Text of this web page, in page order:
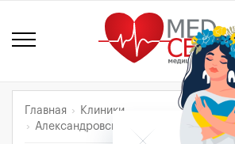
Главная
Клиники
Александровская клиническая